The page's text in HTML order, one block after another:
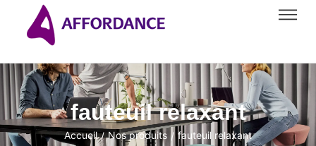
fauteuil relaxant
Accueil / Nos produits / fauteuil relaxant